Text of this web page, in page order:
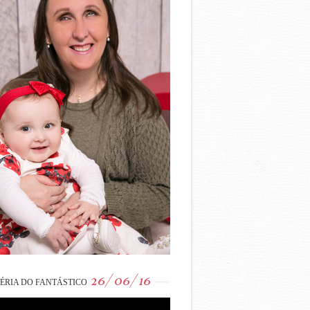
DO FANTÁSTICO 26/06/16